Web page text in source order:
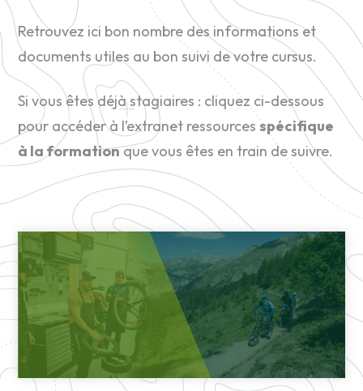
Retrouvez ici bon nombre des informations et
documents utiles au bon suivi de votre cursus.
Si vous êtes déjà stagiaires : cliquez ci-dessous
pour accéder à l’extranet ressourcesspécifique
à la formationque vous êtes en train de suivre.